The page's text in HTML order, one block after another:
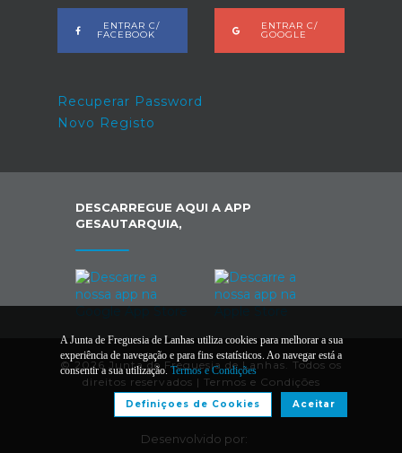
ENTRAR C/
FACEBOOK
ENTRAR C/
GOOGLE
Recuperar Password
Novo Registo
DESCARREGUE AQUI A APP
GESAUTARQUIA,
© 2026 Junta de Freguesia de Lanhas. Todos os
direitos reservados | Termos e Condições
Desenvolvido por:
A Junta de Freguesia de Lanhas utiliza cookies para melhorar a sua
experiência de navegação e para fins estatísticos. Ao navegar está a
consentir a sua utilização. Termos e Condições
Aceitar
Definiçoes de Cookies